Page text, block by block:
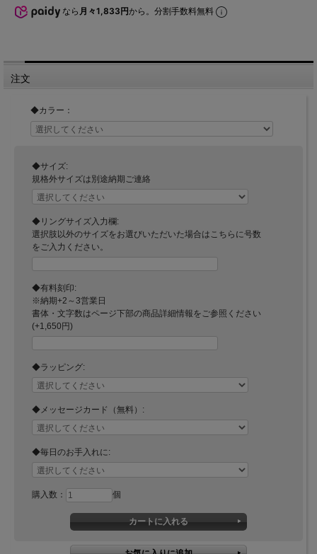
なら 月々1,833円から。分割手数料無料
注文
◆カラー：
◆サイズ:
規格外サイズは別途納期ご連絡
◆リングサイズ入力欄:
選択肢以外のサイズをお選びいただいた場合はこちらに号数
をご入力ください。
◆有料刻印:
※納期+2～3営業日
書体・文字数はページ下部の商品詳細情報をご参照ください
(+1,650円)
◆ラッピング:
◆メッセージカード（無料）:
◆毎日のお手入れに:
購入数： 個